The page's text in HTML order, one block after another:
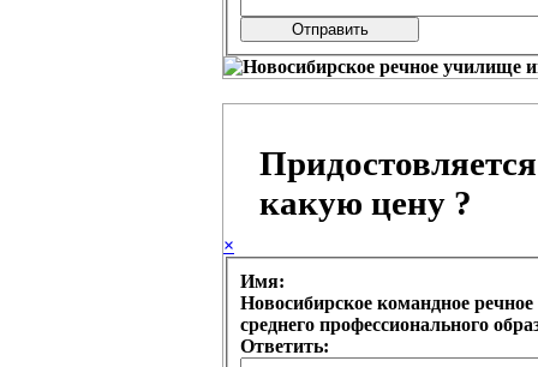
какую цену ?
×
Имя:
Новосибирское командное
среднего профессионального
Ответить: